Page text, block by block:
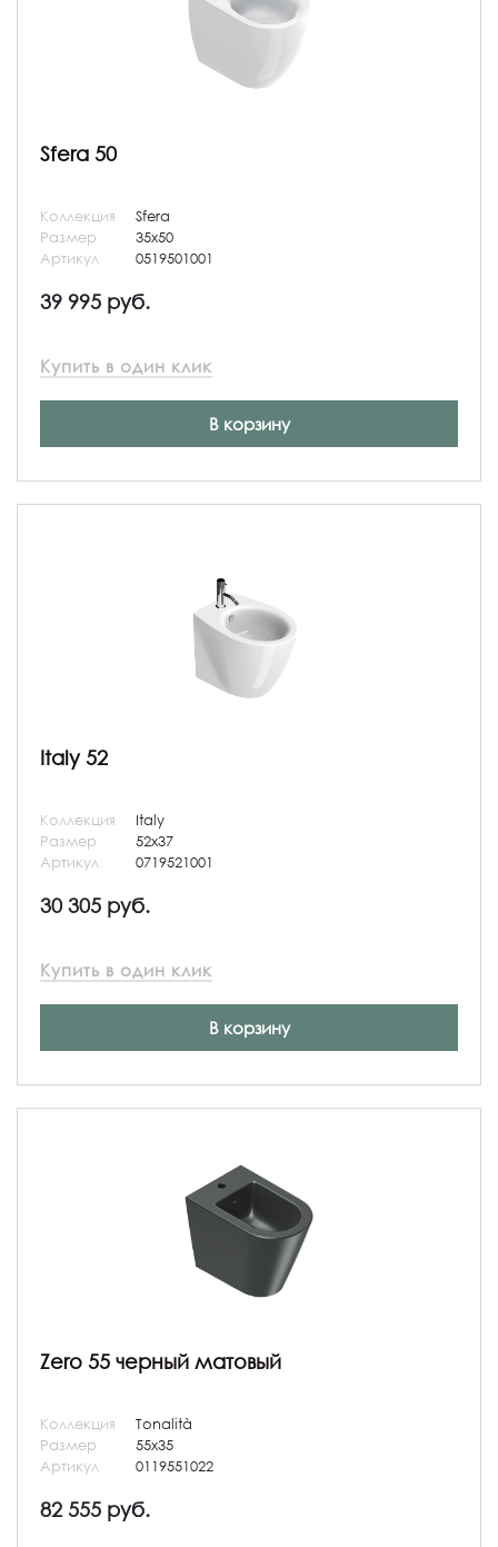
Sfera 50
Коллекция
Sfera
Размер
35x50
Артикул
0519501001
39 995 руб.
Купить в один клик
В корзину
Italy 52
Коллекция
Italy
Размер
52x37
Артикул
0719521001
30 305 руб.
Купить в один клик
В корзину
Zero 55 черный матовый
Коллекция
Tonalità
Размер
55x35
Артикул
0119551022
82 555 руб.